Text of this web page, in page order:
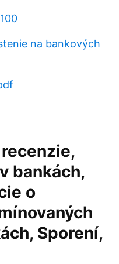
na bankových
bankách,
o
Sporení,